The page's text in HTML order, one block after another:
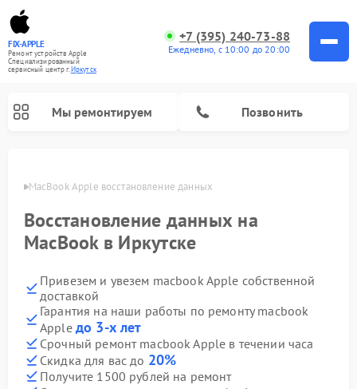
FIX-APPLE
Ремонт устройств Apple
Специализированный
cервисный центр г.Иркутск
+7 (395) 240-73-88
Ежедневно, с 10:00 до 20:00
Мы ремонтируем Позвонить
MacBook Apple восстановление данных
Восстановление данных на
MacBook в Иркутске
Привезем и увезем macbook Apple собственной
доставкой
Гарантия на наши работы по ремонту macbook
Apple до 3-х лет
Срочный ремонт macbook Apple в течении часа
Скидка для вас до 20%
Получите 1500 рублей на ремонт